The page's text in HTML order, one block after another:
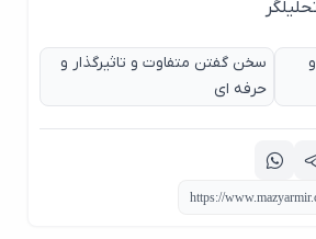
بلاک چین چیست و چه
می‌کند؟